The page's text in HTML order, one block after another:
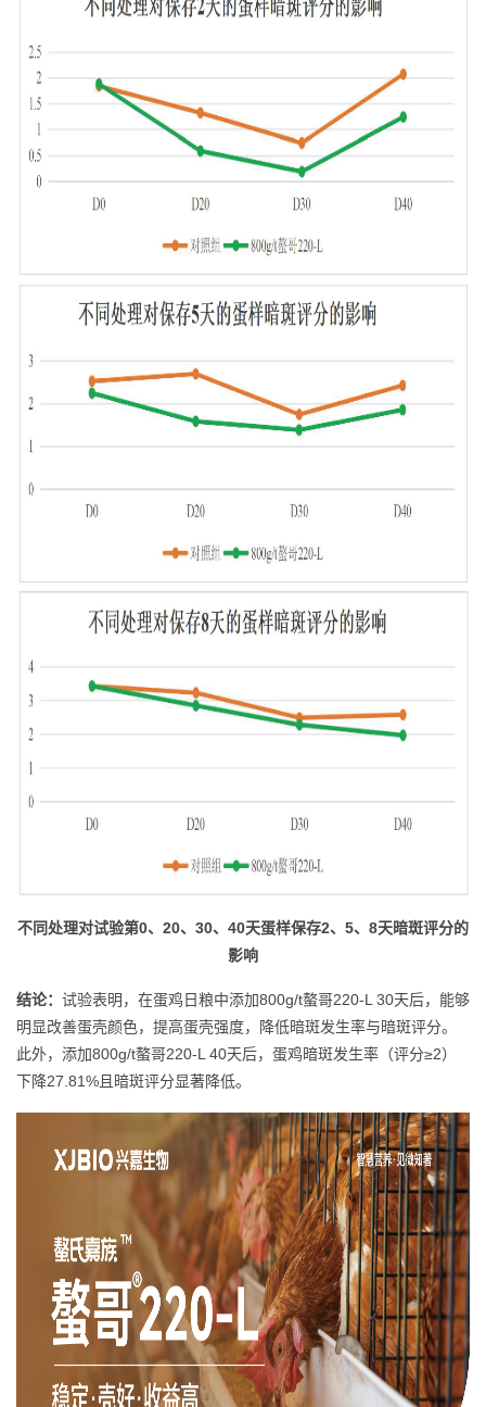
不同处理对试验第0、20、30、40天蛋样保存2、5、8天暗斑评分的
影响
结论： 试验表明，在蛋鸡日粮中添加800g/t螯哥220-L 30天后，能够
明显改善蛋壳颜色，提高蛋壳强度，降低暗斑发生率与暗斑评分。
此外，添加800g/t螯哥220-L 40天后，蛋鸡暗斑发生率（评分≥2）
下降27.81%且暗斑评分显著降低。